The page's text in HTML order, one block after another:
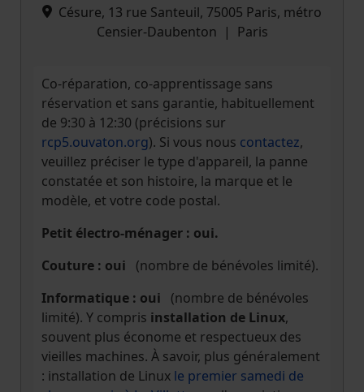
Césure, 13 rue Santeuil, 75005 Paris, métro
Censier-Daubenton | Paris
Co-réparation, co-apprentissage sans
réservation et sans garantie, habituellement
de 9:30 à 12:30 (précisions sur
rcp5.ouvaton.org). Si vous nous contactez,
veuillez préciser le type d'appareil, la panne
constatée et son histoire, la marque et le
modèle, et votre code postal.
Petit électro-ménager : oui.
Couture : oui (nombre de bénévoles limité).
Informatique : oui (nombre de bénévoles
limité). Y compris installation de Linux,
souvent plus économe et respectueux des
vieilles machines. À savoir, plus généralement
: installation de Linux le premier samedi de